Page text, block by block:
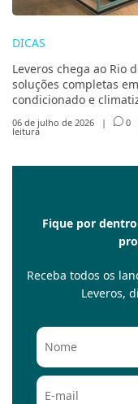
DICAS
Leveros chega ao Rio
soluções completas
condicionado e
06 de julho de 2026 | 0
leitura
Fique por
Receba todos os
Leveros,